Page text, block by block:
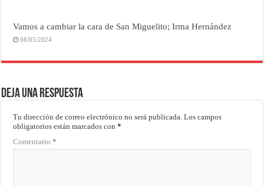
Vamos a cambiar la cara de San Miguelito; Irma Hernández
08/05/2024
Deja una respuesta
Tu dirección de correo electrónico no será publicada. Los campos
obligatorios están marcados con*
Comentario*